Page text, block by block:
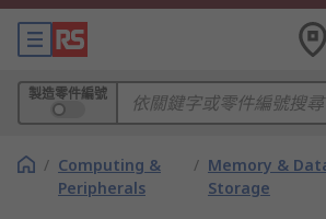
製造零件編號
/ Computing &
Peripherals
/ Memory &
Storage